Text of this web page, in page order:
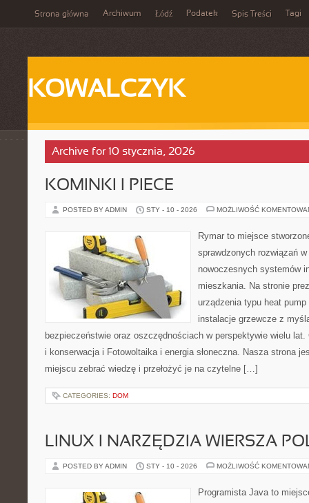
Strona główna Archiwum Łódź Podatek Spis Treści Tagi
KOWALCZYK
Archive for 10 stycznia, 2026
KOMINKI I PIECE
POSTED BY ADMIN STY - 10 - 2026 MOŻLIWOŚĆ
Rymar to miejsce
sprawdzonych rozwiązań
nowoczesnych systemów
mieszkania. Na stronie
urządzenia typu heat
instalacje grzewcze z
bezpieczeństwie oraz oszczędnościach w perspektywie wielu
i konserwacja i Fotowoltaika i energia słoneczna. Nasza strona
miejscu zebrać wiedzę i przełożyć je na czytelne […]
CATEGORIES: DOM
LINUX I NARZĘDZIA WIERSZA
POSTED BY ADMIN STY - 10 - 2026 MOŻLIWOŚĆ
Programista Java to